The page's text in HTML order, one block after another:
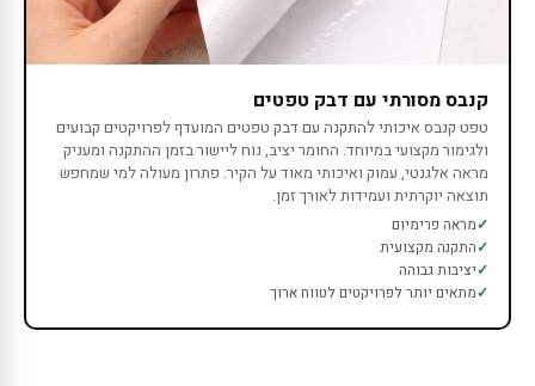
קנבס מסורתי עם דבק טפטים
טפט קנבס איכותי להתקנה עם דבק טפטים המועדף לפרויקטים קבועים
ולגימור מקצועי במיוחד. החומר יציב, נוח ליישור בזמן ההתקנה ומעניק
מראה אלגנטי, עמוק ואיכותי מאוד על הקיר. פתרון מעולה למי שמחפש
תוצאה יוקרתית ועמידות לאורך זמן.
מראה פרימיום
התקנה מקצועית
יציבות גבוהה
מתאים יותר לפרויקטים לטווח ארוך